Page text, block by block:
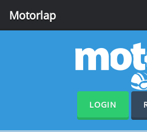
Motorlap
LOGIN